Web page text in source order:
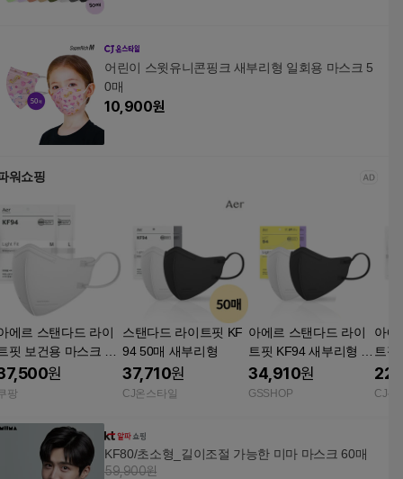
어린이 스윗유니콘핑크 새부리형 일회용 마스크 5
0매
10,900원
워쇼핑
에르 스탠다드 라이
핏 보건용 마스크 대
KF94 1개입 50개 밀
니엄 화이트
원
팡
스탠다드 라이트핏 KF
94 50매 새부리형
37,710원
CJ온스타일
아에르 스탠다드 라이
트핏 KF94 새부리형 컬
러 마스크 50매
34,910원
GSSHOP
아에
트핏
리형
/ 중
CJ온
KF80/초소형_길이조절 가능한 미마 마스크 60매
59,900원